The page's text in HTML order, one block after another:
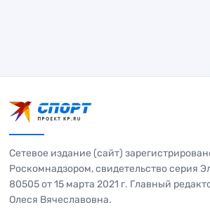
Сетевое издание (сайт)
Роскомнадзором, свидетельство серия
80505 от 15 марта 2021 г. Главный
Олеся Вячеславовна.